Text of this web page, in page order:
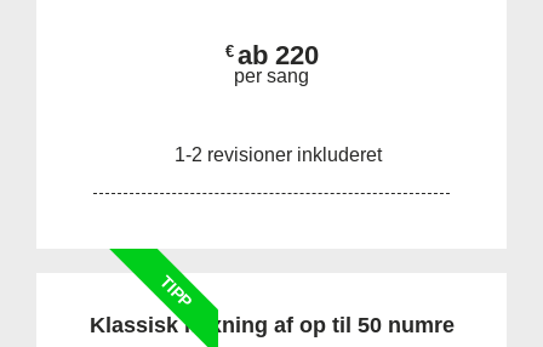
€ ab 220
per sang
1-2 revisioner inkluderet
TIPP
Klassisk mixning af op til 50 numre